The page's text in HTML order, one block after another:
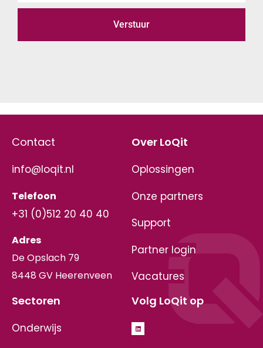
Verstuur
Volg LoQit op
Sectoren
Onderwijs
Over LoQit
Oplossingen
Onze partners
Support
Partner login
Vacatures
Contact
info@loqit.nl
Telefoon
+31 (0)512 20 40 40
Adres
De Opslach 79
8448 GV Heerenveen